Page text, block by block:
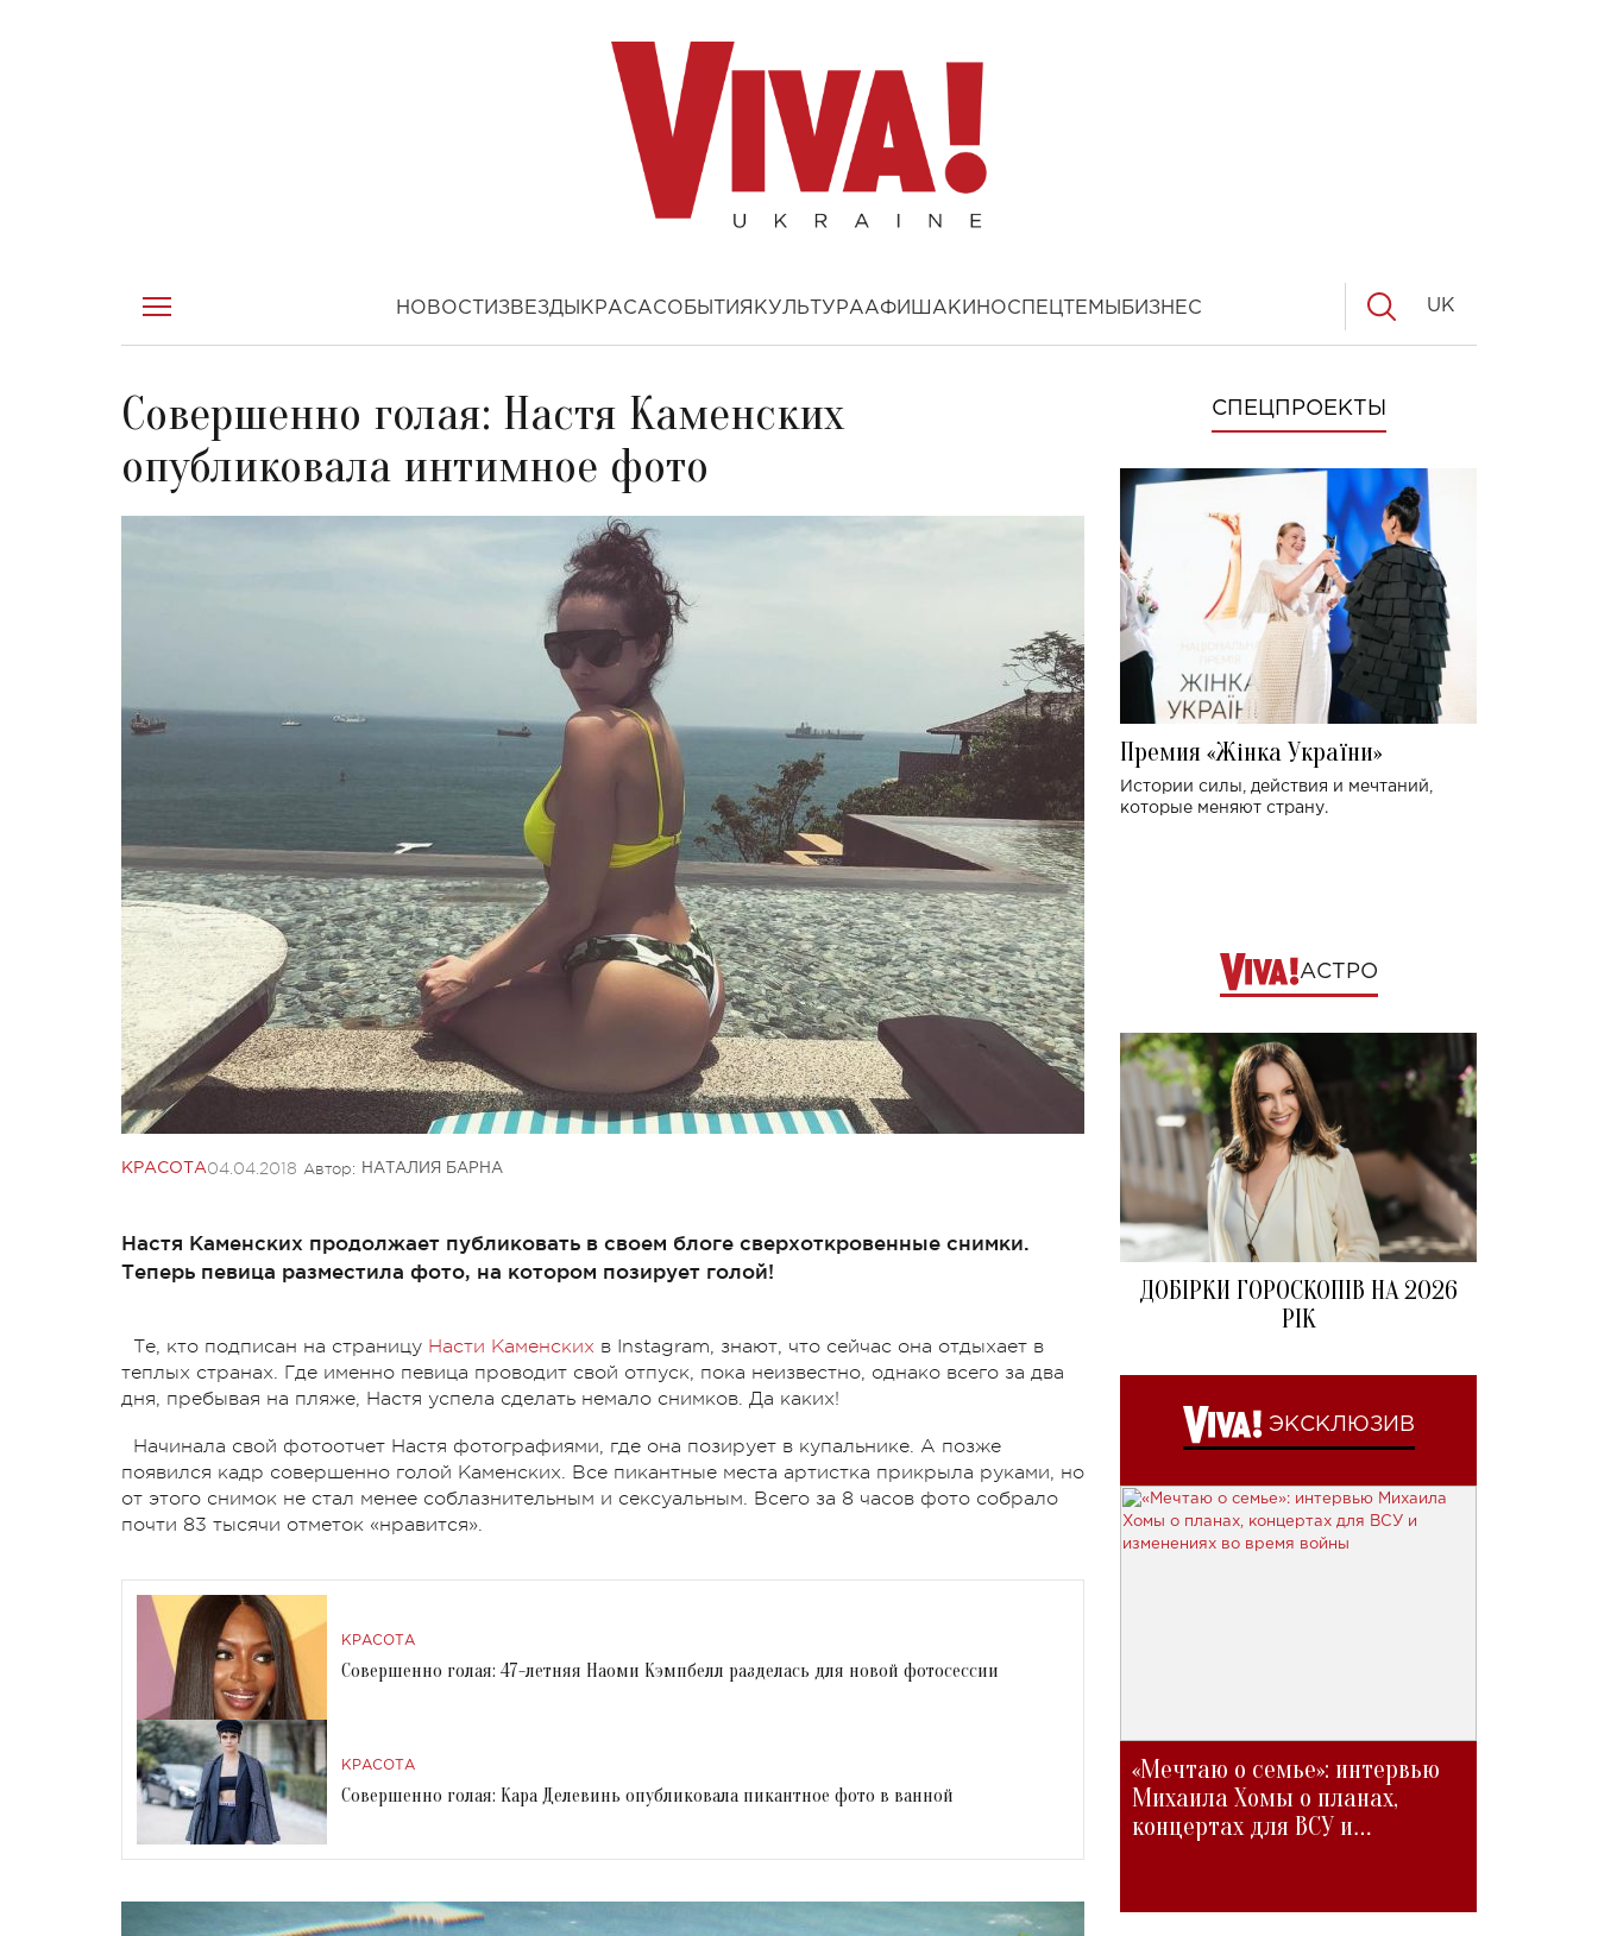
НОВОСТИ ЗВЕЗДЫ КРАСАСОБЫТИЯ КУЛЬТУРААФИША КИНОСПЕЦТЕМЫ БИЗНЕС UK
Совершенно голая: Настя Каменских
опубликовала интимное фото
КРАСОТА04.04.2018 Автор: НАТАЛИЯ БАРНА
Настя Каменских продолжает публиковать в своем блоге сверхоткровенные снимки.
Теперь певица разместила фото, на котором позирует голой!
Те, кто подписан на страницу Насти Каменских в Instagram, знают, что сейчас она отдыхает в
теплых странах. Где именно певица проводит свой отпуск, пока неизвестно, однако всего за два
дня, пребывая на пляже, Настя успела сделать немало снимков. Да каких!
Начинала свой фотоотчет Настя фотографиями, где она позирует в купальнике. А позже
появился кадр совершенно голой Каменских. Все пикантные места артистка прикрыла руками, но
от этого снимок не стал менее соблазнительным и сексуальным. Всего за 8 часов фото собрало
почти 83 тысячи отметок «нравится».
КРАСОТА
Совершенно голая: 47-летняя Наоми Кэмпбелл разделась для новой фотосессии
КРАСОТА
Совершенно голая: Кара Делевинь опубликовала пикантное фото в ванной
СПЕЦПРОЕКТЫ
Премия «Жінка України»
Истории силы, действия и мечтаний,
которые меняют страну.
АСТРО
ДОБІРКИ ГОРОСКОПІВ НА 2026
РІК
ЭКСКЛЮЗИВ
«Мечтаю о семье»: интервью
Михаила Хомы о планах,
концертах для ВСУ и